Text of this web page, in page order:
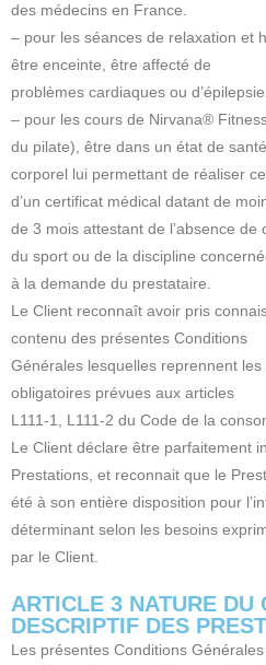
des médecins en France.
– pour les séances de relaxation et
être enceinte, être affecté de
problèmes cardiaques ou d’épilepsie.
– pour les cours de Nirvana®
du pilate), être dans un état de santé
corporel lui permettant de réaliser
d’un certificat médical datant de
de 3 mois attestant de l’absence
du sport ou de la discipline
à la demande du prestataire.
Le Client reconnaît avoir pris
contenu des présentes Conditions
Générales lesquelles reprennent
obligatoires prévues aux articles
L111-1, L111-2 du Code de la
Le Client déclare être parfaitement
Prestations, et reconnait que le
été à son entière disposition pour
déterminant selon les besoins
par le Client.
ARTICLE 3 NATURE DU
DESCRIPTIF DES
Les présentes Conditions